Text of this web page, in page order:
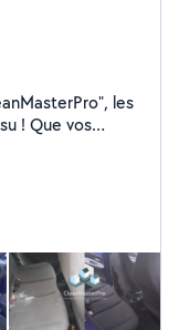
! Que vos
une petite
nous
avec un sourire.
du nettoyage.